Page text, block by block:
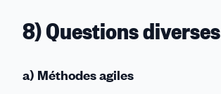
8) Questions diverses
a) Méthodes agiles